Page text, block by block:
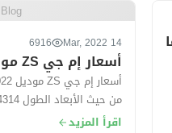
14 Mar, 2022
6916
أسعار إم جي ZS موديل 2022 ومواصفاتها
1624 مم. سعة الشنطة...
اقرأ المزيد